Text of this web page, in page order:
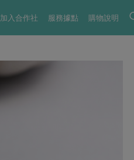
加入合作社 服務據點 購物說明